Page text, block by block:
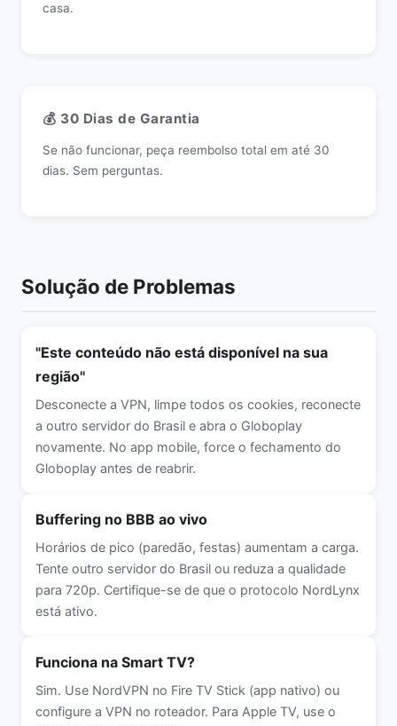
casa.
💰 30 Dias de Garantia
Se não funcionar, peça reembolso total em até 30
dias. Sem perguntas.
Solução de Problemas
"Este conteúdo não está disponível na sua
região"
Desconecte a VPN, limpe todos os cookies, reconecte
a outro servidor do Brasil e abra o Globoplay
novamente. No app mobile, force o fechamento do
Globoplay antes de reabrir.
Buffering no BBB ao vivo
Horários de pico (paredão, festas) aumentam a carga.
Tente outro servidor do Brasil ou reduza a qualidade
para 720p. Certifique-se de que o protocolo NordLynx
está ativo.
Funciona na Smart TV?
Sim. Use NordVPN no Fire TV Stick (app nativo) ou
configure a VPN no roteador. Para Apple TV, use o